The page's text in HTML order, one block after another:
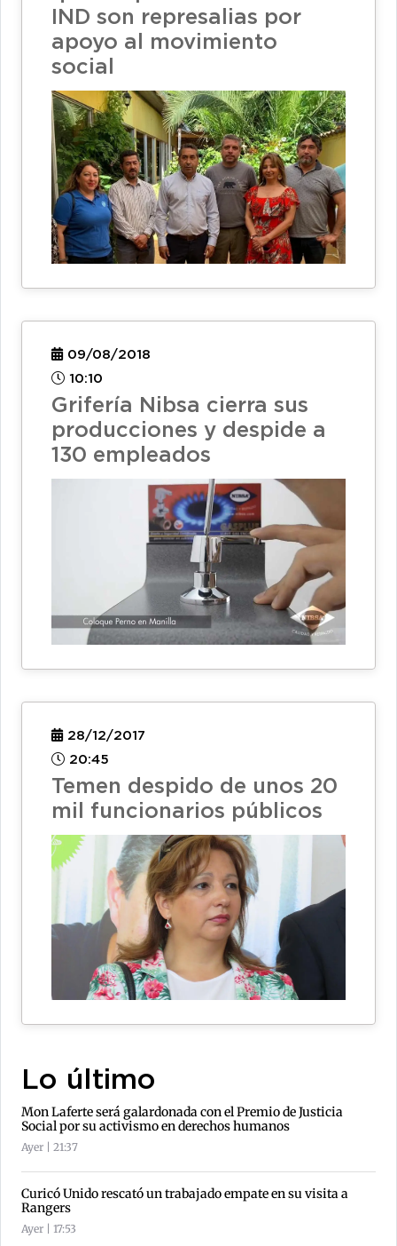
IND son represalias por
apoyo al movimiento
social
09/08/2018
10:10
Grifería Nibsa cierra sus
producciones y despide a
130 empleados
28/12/2017
20:45
Temen despido de unos 20
mil funcionarios públicos
Lo último
Mon Laferte será galardonada con el Premio de Justicia
Social por su activismo en derechos humanos
Ayer | 21:37
Curicó Unido rescató un trabajado empate en su visita a
Rangers
Ayer | 17:53